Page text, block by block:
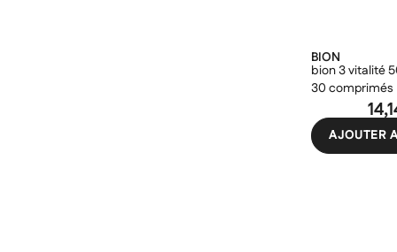
BION
bion 3 vitalité
30 comprimés
AJOUTER